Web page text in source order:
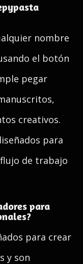
nombre
el botón
pegar
creativos.
para
de trabajo
para
para crear
y son